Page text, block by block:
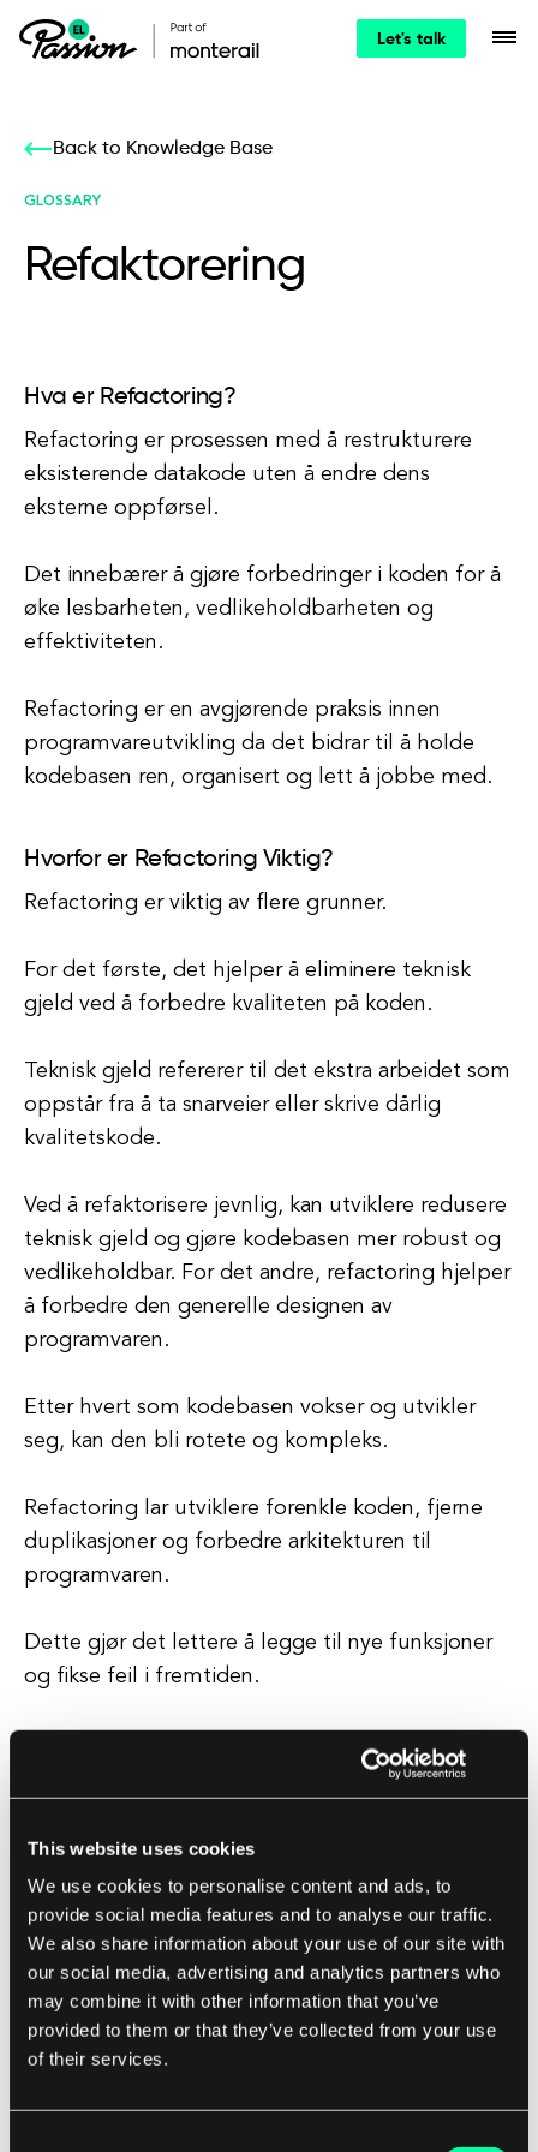
This website uses cookies
We use cookies to personalise content and ads, to
provide social media features and to analyse our traffic.
We also share information about your use of our site with
our social media, advertising and analytics partners who
may combine it with other information that you’ve
provided to them or that they’ve collected from your use
of their services.
Let's talk
Back to Knowledge Base
GLOSSARY
Refaktorering
Hva er Refactoring?
Refactoring er prosessen med å restrukturere
eksisterende datakode uten å endre dens
eksterne oppførsel.
Det innebærer å gjøre forbedringer i koden for å
øke lesbarheten, vedlikeholdbarheten og
effektiviteten.
Refactoring er en avgjørende praksis innen
programvareutvikling da det bidrar til å holde
kodebasen ren, organisert og lett å jobbe med.
Hvorfor er Refactoring Viktig?
Refactoring er viktig av flere grunner.
For det første, det hjelper å eliminere teknisk
gjeld ved å forbedre kvaliteten på koden.
Teknisk gjeld refererer til det ekstra arbeidet som
oppstår fra å ta snarveier eller skrive dårlig
kvalitetskode.
Ved å refaktorisere jevnlig, kan utviklere redusere
teknisk gjeld og gjøre kodebasen mer robust og
vedlikeholdbar. For det andre, refactoring hjelper
å forbedre den generelle designen av
programvaren.
Etter hvert som kodebasen vokser og utvikler
seg, kan den bli rotete og kompleks.
Refactoring lar utviklere forenkle koden, fjerne
duplikasjoner og forbedre arkitekturen til
programvaren.
Dette gjør det lettere å legge til nye funksjoner
og fikse feil i fremtiden.
Det finnes mange forskjellige typer refactoring
som utviklere kan bruke for å forbedre koden sin.
Noen vanlige eksempler inkluderer å trekke ut
metoder, omdøpe variabler og dele opp klasser.
Hver type refactoring tjener et spesifikt formål
og kan bidra til å adressere forskjellige
problemer i kodebasen.